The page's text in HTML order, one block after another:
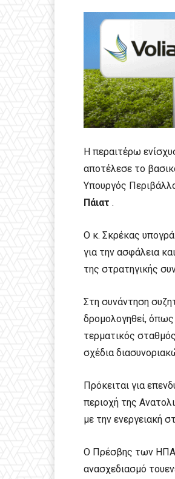
Η περαιτέρω
αποτέλεσε το
Υπουργός
Πάιατ .
Ο κ. Σκρέκας
για την ασφάλεια
της στρατηγικής
Στη συνάντηση
δρομολογηθεί,
τερματικός
σχέδια
Πρόκειται για
περιοχή της
με την ενεργειακή
Ο Πρέσβης των ΗΠΑ
ανασχεδιασμό